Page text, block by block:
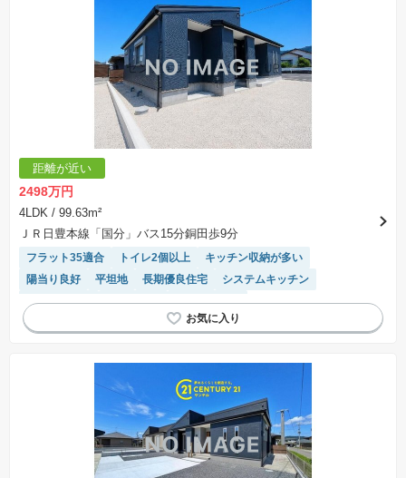
距離が近い
2498万円
4LDK / 99.63m²
ＪＲ日豊本線「国分」バス15分銅田歩9分
フラット35適合 トイレ2個以上
キッチン収納が多い
陽当り良好
平坦地 長期優良住宅
システムキッチン
温水洗浄便座
浴室乾燥機
対面キッチン
モニター付きインターホン
窓付き浴室